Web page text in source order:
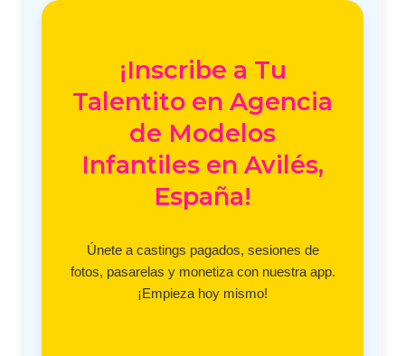
¡Inscribe a Tu
Talentito en Agencia
de Modelos
Infantiles en Avilés,
España!
Únete a castings pagados, sesiones de
fotos, pasarelas y monetiza con nuestra app.
¡Empieza hoy mismo!